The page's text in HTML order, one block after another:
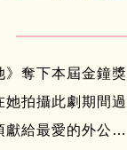
》奪下本屆金鐘獎
拍攝此劇期間過
給最愛的外公。